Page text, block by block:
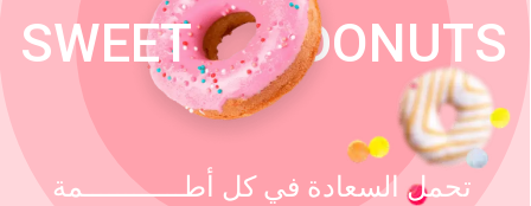
SWEET DONUTS
تحمل السعادة في كل أطــــــــــــمة